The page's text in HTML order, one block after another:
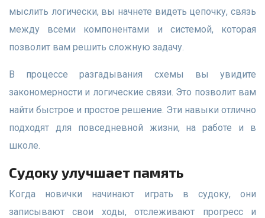
мыслить логически, вы начнете видеть цепочку, связь
между всеми компонентами и системой, которая
позволит вам решить сложную задачу.
В процессе разгадывания схемы вы увидите
закономерности и логические связи. Это позволит вам
найти быстрое и простое решение. Эти навыки отлично
подходят для повседневной жизни, на работе и в
школе.
Судоку улучшает память
Когда новички начинают играть в судоку, они
записывают свои ходы, отслеживают прогресс и